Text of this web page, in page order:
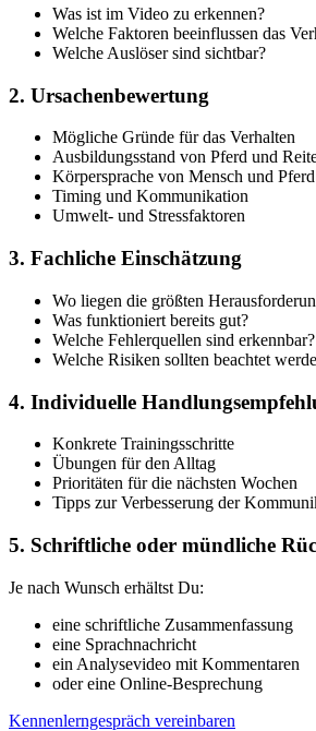
Was ist im Video zu erkennen?
Welche Faktoren beeinflussen das
Welche Auslöser sind sichtbar?
2. Ursachenbewertung
Mögliche Gründe für das Verhalten
Ausbildungsstand von Pferd und
Körpersprache von Mensch und Pferd
Timing und Kommunikation
Umwelt- und Stressfaktoren
3. Fachliche Einschätzung
Wo liegen die größten
Was funktioniert bereits gut?
Welche Fehlerquellen sind erkennbar?
Welche Risiken sollten beachtet
4. Individuelle
Konkrete Trainingsschritte
Übungen für den Alltag
Prioritäten für die nächsten Wochen
Tipps zur Verbesserung der
5. Schriftliche oder mündliche
Je nach Wunsch erhältst Du:
eine schriftliche Zusammenfassung
eine Sprachnachricht
ein Analysevideo mit Kommentaren
oder eine Online-Besprechung
Kennenlerngespräch vereinbaren